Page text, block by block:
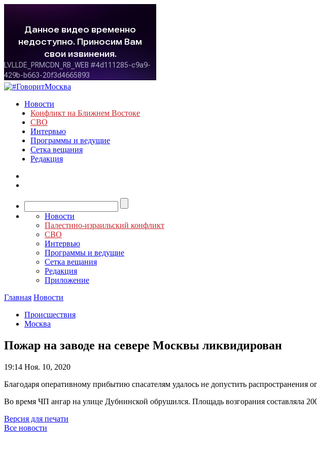
Новости
Конфликт на Ближнем Востоке
СВО
Интервью
Программы и ведущие
Сетка вещания
Редакция
Новости
Палестино-израильский конфликт
СВО
Интервью
Программы и ведущие
Сетка вещания
Редакция
Приложение
Главная Новости
Происшествия
Москва
Пожар на заводе на севере Москвы ликвидирован
19:14 Ноя. 10, 2020
Благодаря оперативному прибытию спасателям удалось не допустить
Во время ЧП ангар на улице Дубнинской обрушился. Площадь возгорания составляла
Версия для печати
Все новости